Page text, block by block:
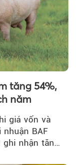
Theo
tăng 54%,
năm
giá vốn và
BAF
nhận tăng